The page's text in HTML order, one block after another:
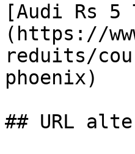
[Audi Rs 5
(https://
reduits/
phoenix)
## URL